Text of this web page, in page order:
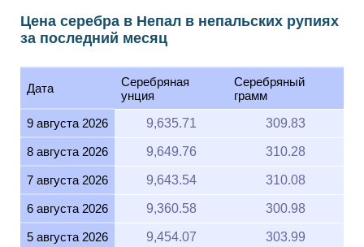
Цена серебра в Непал в непальских рупиях
за последний месяц
Дата
Серебряная
унция
Серебряный
грамм
9 августа 2026
9,635.71 309.83
8 августа 2026 9,649.76 310.28
7 августа 2026 9,643.54 310.08
6 августа 2026 9,360.58 300.98
5 августа 2026 9,454.07 303.99